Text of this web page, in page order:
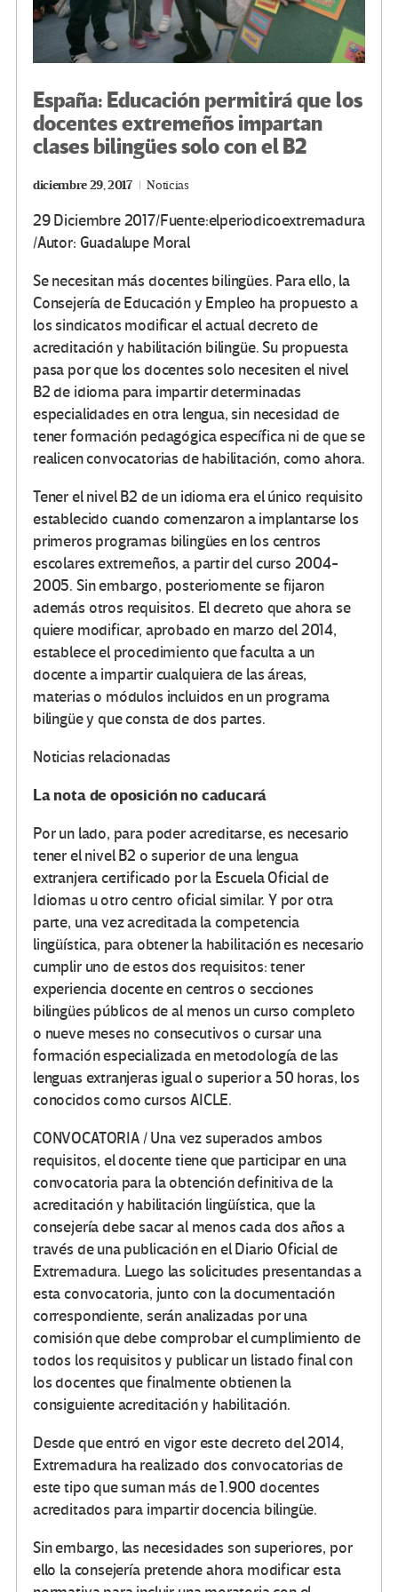
España: Educación permitirá que los
docentes extremeños impartan
clases bilingües solo con el B2
diciembre 29, 2017 Noticias
29 Diciembre 2017/Fuente:elperiodicoextremadura
/Autor: Guadalupe Moral
Se necesitan más docentes bilingües. Para ello, la
Consejería de Educación y Empleo ha propuesto a
los sindicatos modificar el actual decreto de
acreditación y habilitación bilingüe. Su propuesta
pasa por que los docentes solo necesiten el nivel
B2 de idioma para impartir determinadas
especialidades en otra lengua, sin necesidad de
tener formación pedagógica específica ni de que se
realicen convocatorias de habilitación, como ahora.
Tener el nivel B2 de un idioma era el único requisito
establecido cuando comenzaron a implantarse los
primeros programas bilingües en los centros
escolares extremeños, a partir del curso 2004-
2005. Sin embargo, posteriomente se fijaron
además otros requisitos. El decreto que ahora se
quiere modificar, aprobado en marzo del 2014,
establece el procedimiento que faculta a un
docente a impartir cualquiera de las áreas,
materias o módulos incluidos en un programa
bilingüe y que consta de dos partes.
Noticias relacionadas
La nota de oposición no caducará
Por un lado, para poder acreditarse, es necesario
tener el nivel B2 o superior de una lengua
extranjera certificado por la Escuela Oficial de
Idiomas u otro centro oficial similar. Y por otra
parte, una vez acreditada la competencia
lingüística, para obtener la habilitación es necesario
cumplir uno de estos dos requisitos: tener
experiencia docente en centros o secciones
bilingües públicos de al menos un curso completo
o nueve meses no consecutivos o cursar una
formación especializada en metodología de las
lenguas extranjeras igual o superior a 50 horas, los
conocidos como cursos AICLE.
CONVOCATORIA / Una vez superados ambos
requisitos, el docente tiene que participar en una
convocatoria para la obtención definitiva de la
acreditación y habilitación lingüística, que la
consejería debe sacar al menos cada dos años a
través de una publicación en el Diario Oficial de
Extremadura. Luego las solicitudes presentandas a
esta convocatoria, junto con la documentación
correspondiente, serán analizadas por una
comisión que debe comprobar el cumplimiento de
todos los requisitos y publicar un listado final con
los docentes que finalmente obtienen la
consiguiente acreditación y habilitación.
Desde que entró en vigor este decreto del 2014,
Extremadura ha realizado dos convocatorias de
este tipo que suman más de 1.900 docentes
acreditados para impartir docencia bilingüe.
Sin embargo, las necesidades son superiores, por
ello la consejería pretende ahora modificar esta